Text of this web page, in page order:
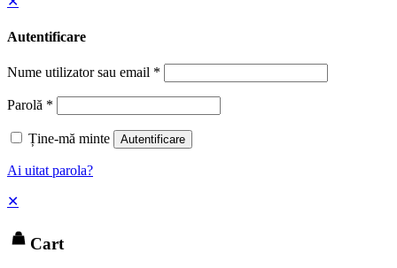
Autentificare
Nume utilizator sau email *
Parolă *
Ține-mă minte Autentificare
Ai uitat parola?
✕
Cart